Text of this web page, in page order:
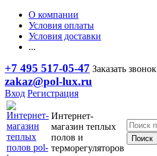
О компании
Условия оплаты
Условия доставки
...
+7 495 517-05-47 Заказать звонок
zakaz@pol-lux.ru
Вход Регистрация
Интернет-
магазин теплых
полов и
терморегуляторов